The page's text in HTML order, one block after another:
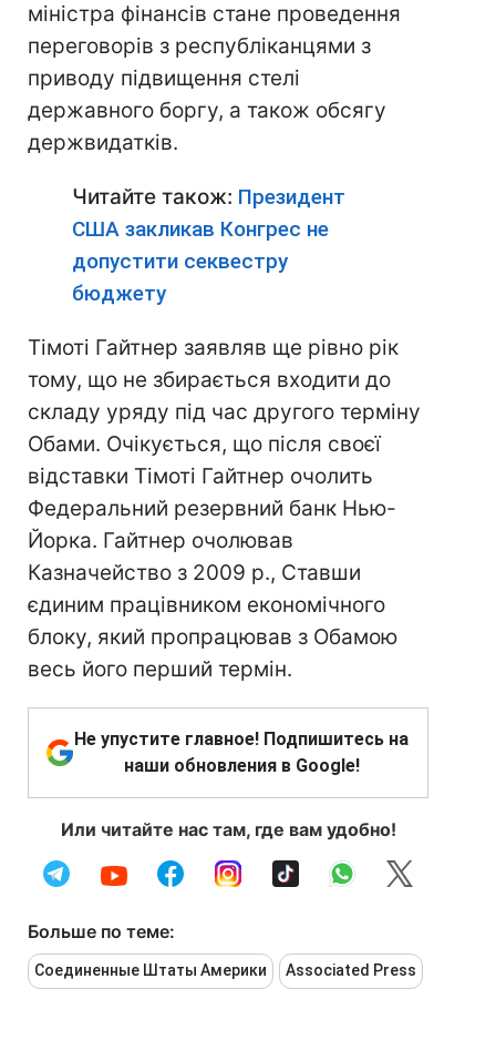
міністра фінансів стане проведення
переговорів з республіканцями з
приводу підвищення стелі
державного боргу, а також обсягу
держвидатків.
Читайте також: Президент
США закликав Конгрес не
допустити секвестру
бюджету
Тімоті Гайтнер заявляв ще рівно рік
тому, що не збирається входити до
складу уряду під час другого терміну
Обами. Очікується, що після своєї
відставки Тімоті Гайтнер очолить
Федеральний резервний банк Нью-
Йорка. Гайтнер очолював
Казначейство з 2009 р., Ставши
єдиним працівником економічного
блоку, який пропрацював з Обамою
весь його перший термін.
Не упустите главное! Подпишитесь на
наши обновления в Google!
Или читайте нас там, где вам удобно!
Больше по теме:
Соединенные Штаты Америки Associated Press